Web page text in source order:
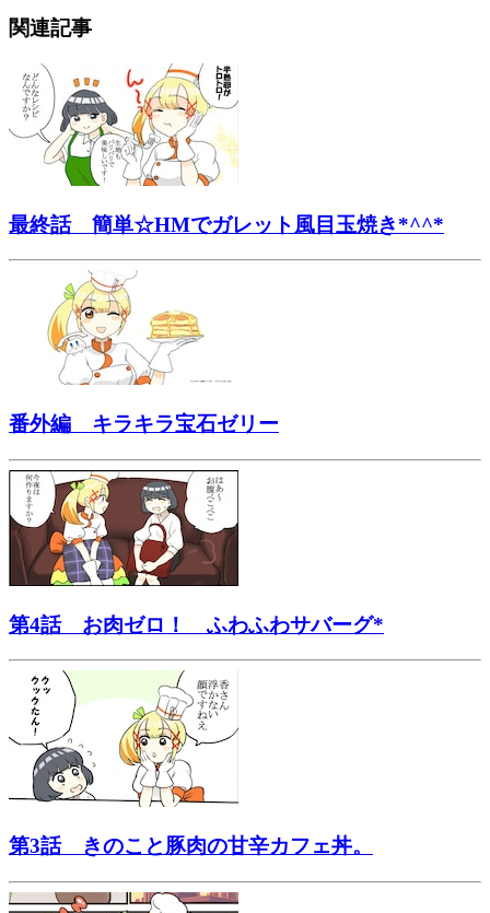
関連記事
最終話 簡単☆HMでガレット風目玉焼き*^^*
番外編 キラキラ宝石ゼリー
第4話 お肉ゼロ！ ふわふわサバーグ*
第3話 きのこと豚肉の甘辛カフェ丼。